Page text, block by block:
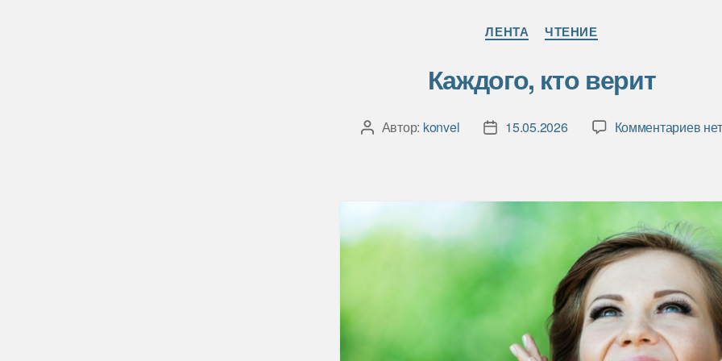
Рубрики
ЛЕНТА ЧТЕНИЕ
Каждого, кто верит
Автор
Автор: konvel
Дата15.05.2026 Комментариевкнет